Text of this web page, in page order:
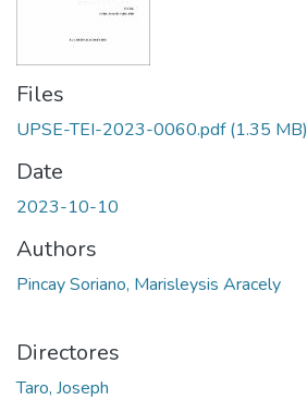
Files
UPSE-TEI-2023-0060.pdf(1.35 MB)
Date
2023-10-10
Authors
Pincay Soriano, Marisleysis Aracely
Directores
Taro, Joseph